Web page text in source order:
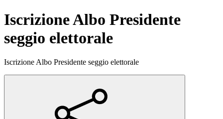
Iscrizione Albo Presidente
seggio elettorale
Iscrizione Albo Presidente seggio elettorale